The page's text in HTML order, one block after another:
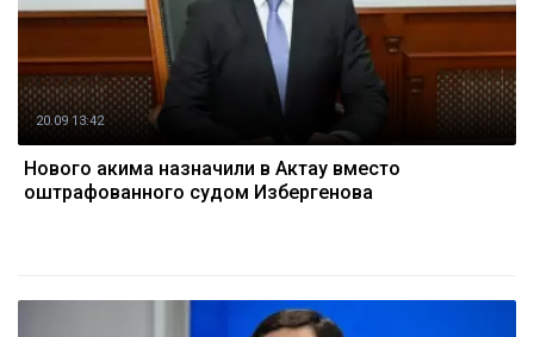
20.09 13:42
Нового акима назначили в Актау вместо
оштрафованного судом Избергенова